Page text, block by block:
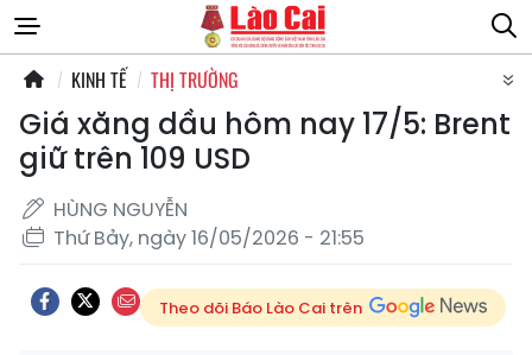
KINH TẾ THỊ TRƯỜNG
Giá xăng dầu hôm nay 17/5: Brent
giữ trên 109 USD
HÙNG NGUYỄN
Thứ Bảy, ngày 16/05/2026 - 21:55
Theo dõi Báo Lào Cai trên